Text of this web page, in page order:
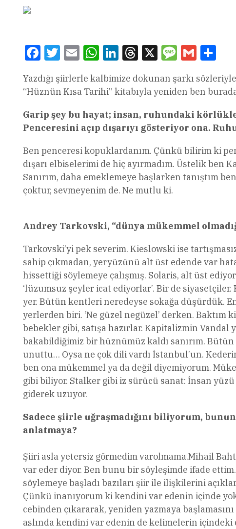
FacebookTwitterEmail WhatsAppLinkedInThreads
X Message
Gmail
Yazdığı şiirlerle kalbimize dokunan şarkı
“Hüznün Kısa Tarihi” kitabıyla yeniden ben
Garip şey bu hayat; insan, ruhundaki
Penceresini açıp dışarıyı gösteriyor ona.
Ben penceresi kopuklardanım. Çünkü bilirim ki
dışarı elbiselerimi de hiç ayırmadım. Üstelik ben
Sanırım, daha emeklemeye başlarken tanıştım
çoktur, sevmeyenim de. Ne mutlu ki.
Andrey Tarkovski, “dünya mükemmel
Tarkovski’yi pek severim. Kieslowski ise
sahip çıkmadan, yeryüzünü alt üst edende var
hissettiği söylemeye çalışmış. Solaris, alt üst
‘lüzumsuz şeyler icat ediyorlar’. Bir de
yer. Bütün kentleri neredeyse sokağa düşürdük.
yerlerden biri. ‘Ne güzel negüzel’ derken.
bebekler gibi, satışa hazırlar. Kapitalizmin
bakabildiğimiz bir hüznümüz kaldı sanırım.
unuttu… Oysa ne çok dili vardı İstanbul’un.
ben ona mükemmel ya da değil diyemiyorum.
gibi biliyor. Stalker gibi iz sürücü sanat: İnsan
giderek uzuyor.
Sadece şiirle uğraşmadığını biliyorum,
anlatmaya?
Şiiri asla yetersiz görmedim varolmama.Mihail
var eder diyor. Ben bunu bir söyleşimde ifade
söylemeye başladı bazıları şiir ile ilişkilerini
Çünkü inanıyorum ki kendini var edenin içinde
cebinden çıkararak, yeniden yazmaya
aslında kendini var edenin de kelimelerin içindeki